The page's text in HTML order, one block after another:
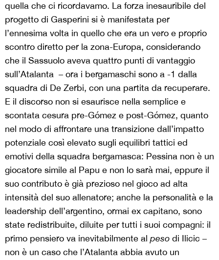
quella che ci ricordavamo. La forza inesauribile del
progetto di Gasperini si è manifestata per
l’ennesima volta in quello che era un vero e proprio
scontro diretto per la zona-Europa, considerando
che il Sassuolo aveva quattro punti di vantaggio
sull’Atalanta – ora i bergamaschi sono a -1 dalla
squadra di De Zerbi, con una partita da recuperare.
E il discorso non si esaurisce nella semplice e
scontata cesura pre-Gómez e post-Gómez, quanto
nel modo di affrontare una transizione dall’impatto
potenziale così elevato sugli equilibri tattici ed
emotivi della squadra bergamasca: Pessina non è un
giocatore simile al Papu e non lo sarà mai, eppure il
suo contributo è già prezioso nel gioco ad alta
intensità del suo allenatore; anche la personalità e la
leadership dell’argentino, ormai ex capitano, sono
state redistribuite, diluite per tutti i suoi compagni: il
primo pensiero va inevitabilmente al peso di Ilicic –
non è un caso che l’Atalanta abbia avuto un